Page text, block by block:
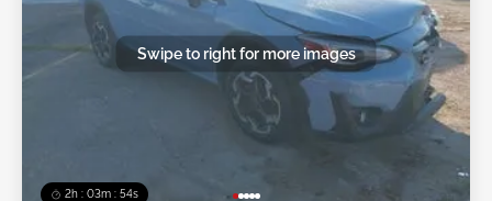
2h : 03m : 51s
Swipe to right for more images